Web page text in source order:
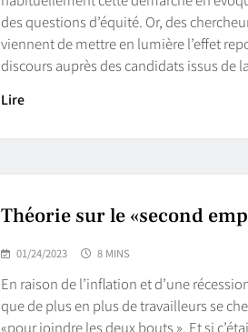
des questions d’équité. Or, des
viennent de mettre en lumière l’effet
discours auprès des candidats issus de
Lire
Théorie sur le «second
01/24/2023 8 MINS
En raison de l’inflation et d’une
que de plus en plus de travailleurs se
«pour joindre les deux bouts ». Et si